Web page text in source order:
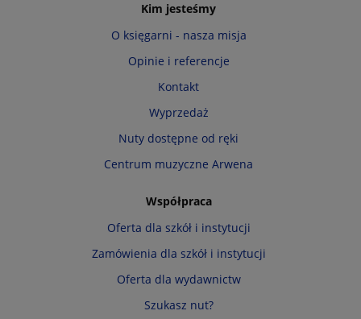
Kim jesteśmy
O księgarni - nasza misja
Opinie i referencje
Kontakt
Wyprzedaż
Nuty dostępne od ręki
Centrum muzyczne Arwena
Współpraca
Oferta dla szkół i instytucji
Zamówienia dla szkół i instytucji
Oferta dla wydawnictw
Szukasz nut?